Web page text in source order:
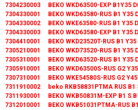
7304230003 BEKO WKD63500-EXP B1Y35
7304330001 BEKO WKD63580-RUS B1 Y35
7304330002 BEKO WKE63580-RUS B1 Y35
7304330003 BEKO WKD63580-EXP B1 Y35
7304410001 BEKO WKD23520T-RUS B1
7305210001 BEKO WKD73520-RUS B1 Y35
7305310001 BEKO WKD63520-RUS B1 Y35
7305910001 BEKO WKD63500S-RUS G2
7307310001 BEKO WKE54580S-RUS G2
7311910002 beko RKB58831PTMA RUS B1
7311930001 BEKO WKB50831M-EXP B1 S
7312010001 BEKO WKB51031PTMA-RUS